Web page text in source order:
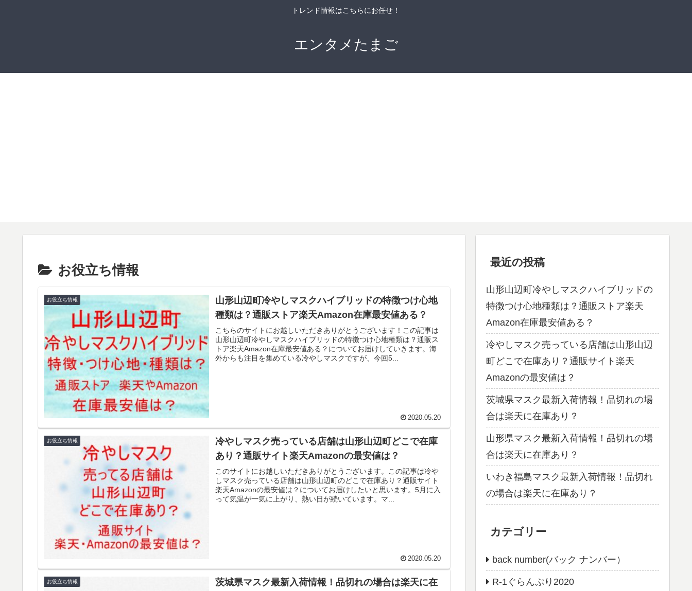
トレンド情報はこちらにお任せ！
エンタメたまご
お役立ち情報
お役立ち情報
山形山辺町冷やしマスクハイブリッドの特徴つけ心地
種類は？通販ストア楽天Amazon在庫最安値ある？
こちらのサイトにお越しいただきありがとうございます！この記事は
山形山辺町冷やしマスクハイブリッドの特徴つけ心地種類は？通販ス
トア楽天Amazon在庫最安値ある？についてお届けしていきます。海
外からも注目を集めている冷やしマスクですが、今回5...
2020.05.20
お役立ち情報
冷やしマスク売っている店舗は山形山辺町どこで在庫
あり？通販サイト楽天Amazonの最安値は？
このサイトにお越しいただきありがとうございます。この記事は冷や
しマスク売っている店舗は山形山辺町のどこで在庫あり？通販サイト
楽天Amazonの最安値は？についてお届けしたいと思います。5月に入
って気温が一気に上がり、熱い日が続いています。マ...
2020.05.20
お役立ち情報
茨城県マスク最新入荷情報！品切れの場合は楽天に在
最近の投稿
山形山辺町冷やしマスクハイブリッドの
特徴つけ心地種類は？通販ストア楽天
Amazon在庫最安値ある？
冷やしマスク売っている店舗は山形山辺
町どこで在庫あり？通販サイト楽天
Amazonの最安値は？
茨城県マスク最新入荷情報！品切れの場
合は楽天に在庫あり？
山形県マスク最新入荷情報！品切れの場
合は楽天に在庫あり？
いわき福島マスク最新入荷情報！品切れ
の場合は楽天に在庫あり？
カテゴリー
back number(バック ナンバー）
R-1ぐらんぷり2020